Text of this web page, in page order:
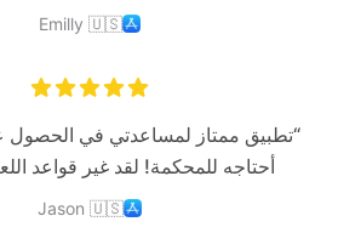
Emilly 🇺🇸
“تطبيق ممتاز لمساعدتي في الحصول
أحتاجه للمحكمة! لقد غير قواعد
Jason 🇺🇸